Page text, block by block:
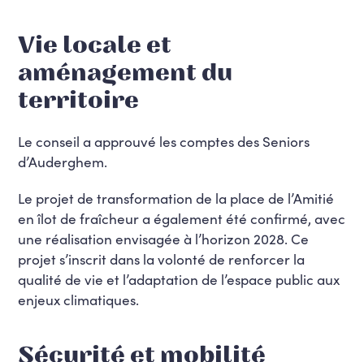
Vie locale et
aménagement du
territoire
Le conseil a approuvé les comptes des Seniors
d’Auderghem.
Le projet de transformation de la place de l’Amitié
en îlot de fraîcheur a également été confirmé, avec
une réalisation envisagée à l’horizon 2028. Ce
projet s’inscrit dans la volonté de renforcer la
qualité de vie et l’adaptation de l’espace public aux
enjeux climatiques.
Sécurité et mobilité